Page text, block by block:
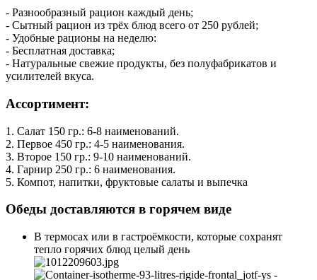
- Разнообразный рацион каждый день;
- Сытный рацион из трёх блюд всего от 250 рублей;
- Удобные рационы на неделю:
- Бесплатная доставка;
- Натуральные свежие продукты, без полуфабрикатов и
усилителей вкуса.
Ассортимент:
1. Салат 150 гр.: 6-8 наименований.
2. Первое 450 гр.: 4-5 наименования.
3. Второе 150 гр.: 9-10 наименований.
4. Гарнир 250 гр.: 6 наименования.
5. Компот, напитки, фруктовые салаты и выпечка
Обеды доставляются в горячем виде
В термосах или в гастроёмкости, которые сохранят
тепло горячих блюд целый день